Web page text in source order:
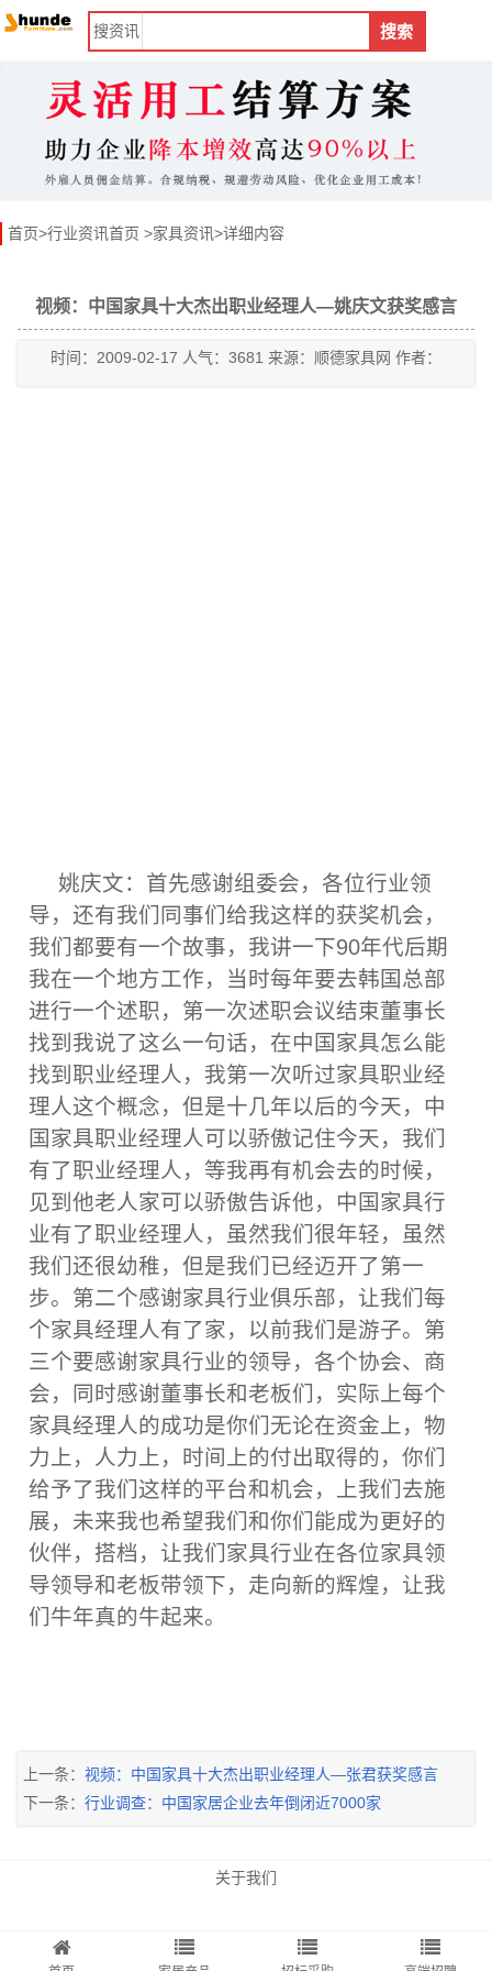
搜资讯 搜索
首页>行业资讯首页 >家具资讯>详细内容
视频：中国家具十大杰出职业经理人―姚庆文获奖感言
时间：2009-02-17 人气：3681 来源：顺德家具网 作者：
姚庆文：首先感谢组委会，各位行业领
导，还有我们同事们给我这样的获奖机会，
我们都要有一个故事，我讲一下90年代后期
我在一个地方工作，当时每年要去韩国总部
进行一个述职，第一次述职会议结束董事长
找到我说了这么一句话，在中国家具怎么能
找到职业经理人，我第一次听过家具职业经
理人这个概念，但是十几年以后的今天，中
国家具职业经理人可以骄傲记住今天，我们
有了职业经理人，等我再有机会去的时候，
见到他老人家可以骄傲告诉他，中国家具行
业有了职业经理人，虽然我们很年轻，虽然
我们还很幼稚，但是我们已经迈开了第一
步。第二个感谢家具行业俱乐部，让我们每
个家具经理人有了家，以前我们是游子。第
三个要感谢家具行业的领导，各个协会、商
会，同时感谢董事长和老板们，实际上每个
家具经理人的成功是你们无论在资金上，物
力上，人力上，时间上的付出取得的，你们
给予了我们这样的平台和机会，上我们去施
展，未来我也希望我们和你们能成为更好的
伙伴，搭档，让我们家具行业在各位家具领
导领导和老板带领下，走向新的辉煌，让我
们牛年真的牛起来。
上一条： 视频：中国家具十大杰出职业经理人―张君获奖感言
下一条： 行业调查：中国家居企业去年倒闭近7000家
关于我们